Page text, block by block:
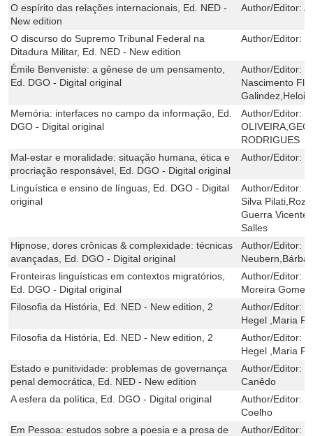
O espírito das relações internacionais, Ed. NED -
New edition
Author/Editor:
O discurso do Supremo Tribunal Federal na
Ditadura Militar, Ed. NED - New edition
Author/Editor:
Émile Benveniste: a gênese de um pensamento,
Ed. DGO - Digital original
Author/Editor:
Nascimento
Memória: interfaces no campo da informação, Ed.
DGO - Digital original
Author/Editor:
RODRIGUES
Mal-estar e moralidade: situação humana, ética e
procriação responsável, Ed. DGO - Digital original
Author/Editor:
Linguística e ensino de línguas, Ed. DGO - Digital
original
Author/Editor:
Silva
Guerra
Salles
Hipnose, dores crônicas & complexidade: técnicas
avançadas, Ed. DGO - Digital original
Author/Editor:
Fronteiras linguísticas em contextos migratórios,
Ed. DGO - Digital original
Author/Editor:
Moreira Gomes
Filosofia da História, Ed. NED - New edition, 2
Author/Editor:
Hegel ,Maria
Filosofia da História, Ed. NED - New edition, 2
Author/Editor:
Hegel ,Maria
Estado e punitividade: problemas de governança
penal democrática, Ed. NED - New edition
Author/Editor:
Canêdo
A esfera da política, Ed. DGO - Digital original
Author/Editor:
Coelho
Em Pessoa: estudos sobre a poesia e a prosa de
Author/Editor: